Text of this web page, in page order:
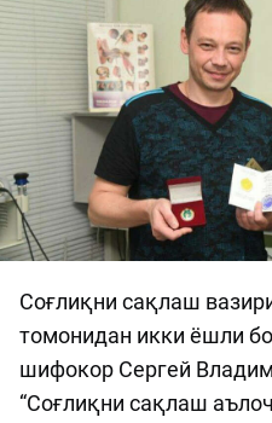
Соғлиқни сақлаш
томонидан икки ёшли
шифокор Сергей
“Соғлиқни сақлаш